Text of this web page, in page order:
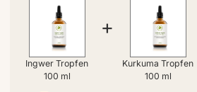
Ingwer Tropfen
100 ml
+
Kurkuma Tropfen
100 ml